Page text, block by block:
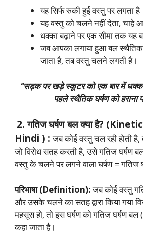
यह सिर्फ रुकी हुई वस्तु पर लगता है।
यह वस्तु को चलने नहीं देता, चाहे
धक्का बढ़ाने पर एक सीमा तक यह
जब आपका लगाया हुआ बल स्थैतिक
जाता है, तब वस्तु चलने लगती है।
“सड़क पर खड़े स्कूटर को एक बार में
पहले स्थैतिक घर्षण को हराना
2. गतिज घर्षण बल क्या है?
Hindi ) :जब कोई वस्तु चल रही होती
जो विरोध सतह करती है, उसे गतिज घर्षण
वस्तु के चलने पर लगने वाला घर्षण = गतिज
परिभाषा (Definition):जब कोई वस्तु
और उसके चलने का सतह द्वारा किया गया
महसूस हो, तो इस घर्षण को गतिज घर्षण
कहा जाता है।